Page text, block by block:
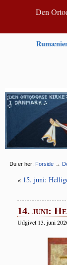
Den
Du er her: Forside →
« 15. juni:
14. juni:
Udgivet 13. juni